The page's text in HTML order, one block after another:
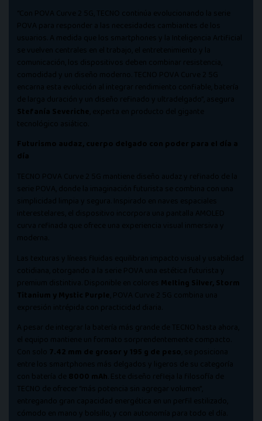
“Con POVA Curve 2 5G, TECNO continúa evolucionando la serie
POVA para responder a las necesidades cambiantes de los
usuarios. A medida que los smartphones y la Inteligencia Artificial
se vuelven centrales en el trabajo, el entretenimiento y la
comunicación, los dispositivos deben combinar resistencia,
comodidad y un diseño moderno. TECNO POVA Curve 2 5G
encarna esta evolución al integrar rendimiento confiable, batería
de larga duración y un diseño refinado y ultradelgado”, asegura
Stefanía Severiche , experta en producto del gigante
tecnológico asiático.
Futurismo audaz, cuerpo delgado con poder para el día a
día
TECNO POVA Curve 2 5G mantiene diseño audaz y refinado de la
serie POVA, donde la imaginación futurista se combina con una
simplicidad limpia y segura. Inspirado en naves espaciales
interestelares, el dispositivo incorpora una pantalla AMOLED
curva refinada que ofrece una experiencia visual inmersiva y
moderna.
Las texturas y líneas fluidas equilibran impacto visual y usabilidad
cotidiana, otorgando a la serie POVA una estética futurista y
premium distintiva. Disponible en colores Melting Silver, Storm
Titanium y Mystic Purple , POVA Curve 2 5G combina una
expresión intrépida con practicidad diaria.
A pesar de integrar la batería más grande de TECNO hasta ahora,
el equipo mantiene un formato sorprendentemente compacto.
Con solo 7.42 mm de grosor y 195 g de peso , se posiciona
entre los smartphones más delgados y ligeros de su categoría
con batería de 8000 mAh . Este diseño refleja la filosofía de
TECNO de ofrecer “más potencia sin agregar volumen”,
entregando gran capacidad energética en un perfil estilizado,
cómodo en mano y bolsillo, y con autonomía para todo el día.